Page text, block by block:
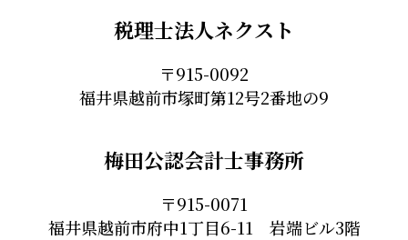
税理士法人ネクスト
〒915-0092
福井県越前市塚町第12号2番地の9
梅田公認会計士事務所
〒915-0071
福井県越前市府中1丁目6-11 岩端ビル3階